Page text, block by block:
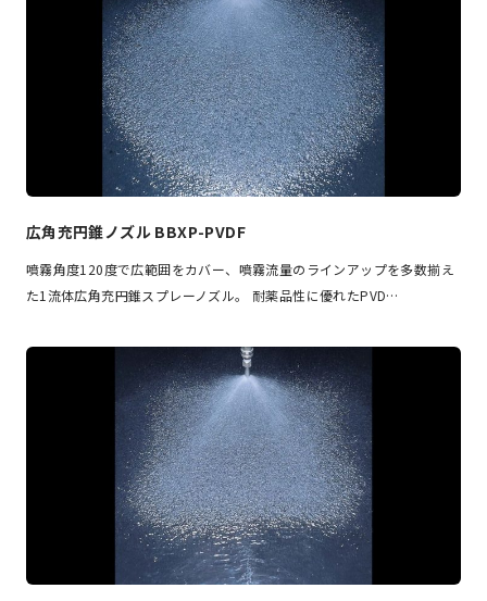
広角充円錐ノズル BBXP-PVDF
噴霧角度120度で広範囲をカバー、噴霧流量のラインアップを多数揃え
た1流体広角充円錐スプレーノズル。 耐薬品性に優れたPVD…